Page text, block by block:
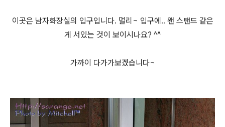
이곳은 남자화장실의 입구입니다. 멀리~ 입구에.. 왠 스탠드 같은
게 서있는 것이 보이시나요? ^^
가까이 다가가보겠습니다~